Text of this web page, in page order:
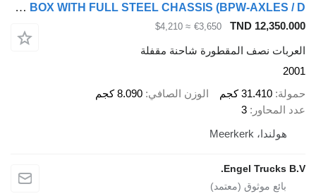
Pacton / JUMBO 3-AXLE CLOSED BOX WITH FULL STEEL CHASSIS (BPW-AXLES / D
TND
€3,650
≈ $4,210
نصف المقطورة شاحنة مقفلة
كجم الوزن الصافي 8.090 كجم
3
Engel